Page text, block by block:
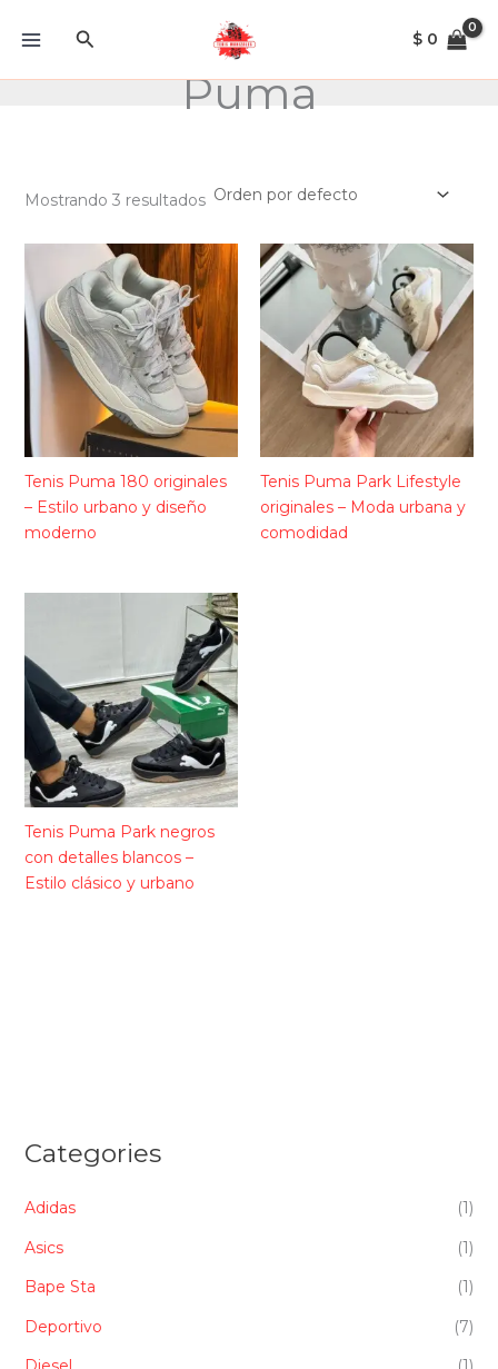
Buscar $ 0
Puma
Categories
Adidas
(1)
Asics
(1)
Bape Sta
(1)
Deportivo
(7)
Mostrando 3 resultados
Tenis Puma 180 originales
– Estilo urbano y diseño
moderno
Tenis Puma Park Lifestyle
originales – Moda urbana y
comodidad
Tenis Puma Park negros
con detalles blancos –
Estilo clásico y urbano